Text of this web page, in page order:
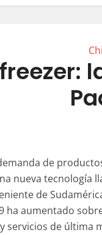
de
nueva tecnología
de
ha aumentado
servicios de última